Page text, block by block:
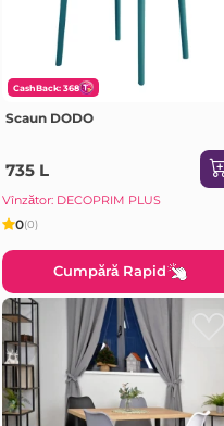
CashBack: 368
Scaun DODO
735 L
Vînzător: DECOPRIM PLUS
0(0)
Cumpără Rapid